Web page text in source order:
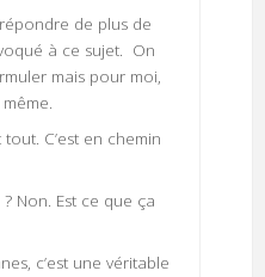
de plus de
à ce sujet. On
mais pour moi,
tout. C’est en chemin
? Non. Est ce que ça
c’est une véritable